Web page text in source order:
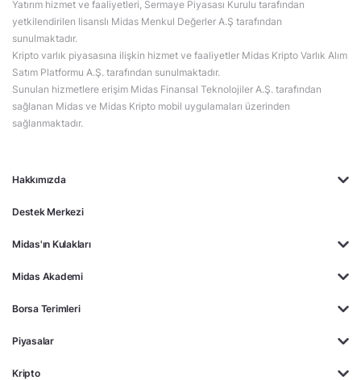
Hakkımızda
Destek Merkezi
Midas'ın Kulakları
Midas Akademi
Borsa Terimleri
Piyasalar
Kripto
Yatırım hizmet ve faaliyetleri, Sermaye Piyasası Kurulu tarafından
yetkilendirilen lisanslı Midas Menkul Değerler A.Ş tarafından
sunulmaktadır.
Kripto varlık piyasasına ilişkin hizmet ve faaliyetler Midas Kripto Varlık Alım
Satım Platformu A.Ş. tarafından sunulmaktadır.
Sunulan hizmetlere erişim Midas Finansal Teknolojiler A.Ş. tarafından
sağlanan Midas ve Midas Kripto mobil uygulamaları üzerinden
sağlanmaktadır.